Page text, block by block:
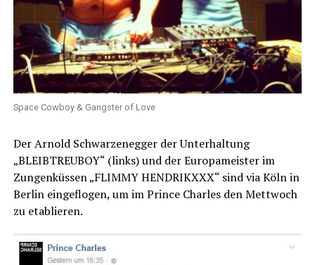
Space Cowboy & Gangster of Love
Der Arnold Schwarzenegger der Unterhaltung
„BLEIBTREUBOY“ (links) und der Europameister im
Zungenküssen „FLIMMY HENDRIKXXX“ sind via Köln in
Berlin eingeflogen, um im Prince Charles den Mettwoch
zu etablieren.